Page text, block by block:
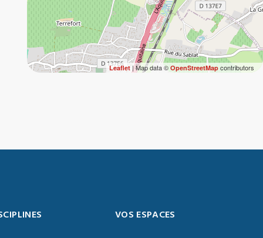
Leaflet| Map data © OpenStreetMapcontributors
VOS ESPACES